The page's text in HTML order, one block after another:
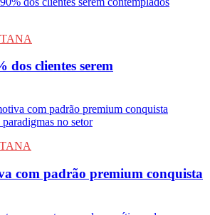
dos clientes serem
com padrão premium conquista